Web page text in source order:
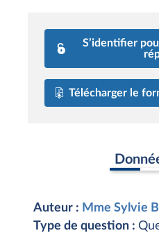
S’identifier
Télécharger le
Auteur : Mme Sylvie
Type de question :